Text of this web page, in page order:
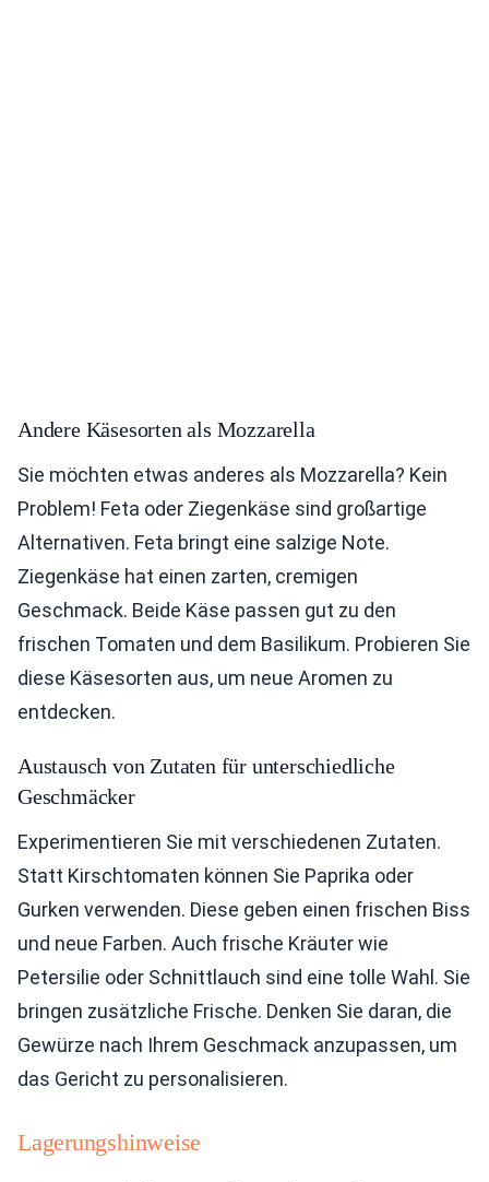
Andere Käsesorten als Mozzarella
Sie möchten etwas anderes als Mozzarella? Kein
Problem! Feta oder Ziegenkäse sind großartige
Alternativen. Feta bringt eine salzige Note.
Ziegenkäse hat einen zarten, cremigen
Geschmack. Beide Käse passen gut zu den
frischen Tomaten und dem Basilikum. Probieren Sie
diese Käsesorten aus, um neue Aromen zu
entdecken.
Austausch von Zutaten für unterschiedliche
Geschmäcker
Experimentieren Sie mit verschiedenen Zutaten.
Statt Kirschtomaten können Sie Paprika oder
Gurken verwenden. Diese geben einen frischen Biss
und neue Farben. Auch frische Kräuter wie
Petersilie oder Schnittlauch sind eine tolle Wahl. Sie
bringen zusätzliche Frische. Denken Sie daran, die
Gewürze nach Ihrem Geschmack anzupassen, um
das Gericht zu personalisieren.
Lagerungshinweise